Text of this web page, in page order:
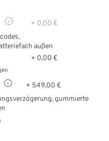
+ 0,00 €
außen
+ 0,00 €
+ 549,00 €
gummierte